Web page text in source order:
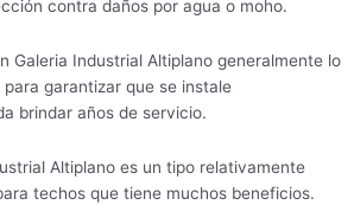
contra daños por agua o moho.
Galeria Industrial Altiplano generalmente lo
garantizar que se instale
brindar años de servicio.
Altiplano es un tipo relativamente
techos que tiene muchos beneficios.